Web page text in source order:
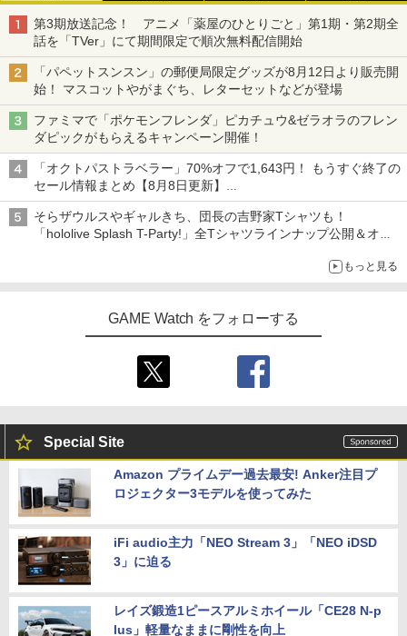
第3期放送記念！ アニメ「薬屋のひとりごと」第1期・第2期全
話を「TVer」にて期間限定で順次無料配信開始
「パペットスンスン」の郵便局限定グッズが8月12日より販売開
始！ マスコットやがまぐち、レターセットなどが登場
ファミマで「ポケモンフレンダ」ピカチュウ&ゼラオラのフレン
ダピックがもらえるキャンペーン開催！
「オクトパストラベラー」70%オフで1,643円！ もうすぐ終了の
セール情報まとめ【8月8日更新】
ニンテンドーeショップでは「大神 絶景版」が67%オフで990円
そらザウルスやギャルきち、団長の吉野家Tシャツも！
「hololive Splash T-Party!」全Tシャツラインナップ公開＆オン
もっと見る
GAME Watch をフォローする
Special Site
Amazon プライムデー過去最安! Anker注目プ
ロジェクター3モデルを使ってみた
iFi audio主力「NEO Stream 3」「NEO iDSD
3」に迫る
レイズ鍛造1ピースアルミホイール「CE28 N-p
lus」軽量なままに剛性を向上